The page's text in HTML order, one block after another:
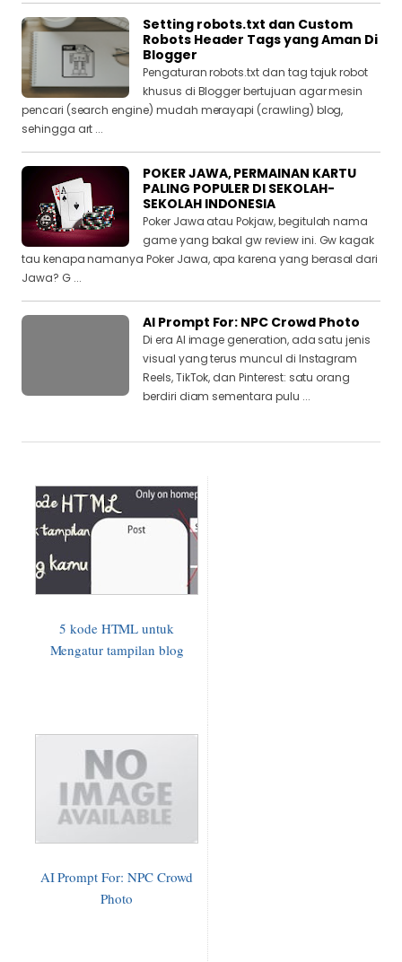
Setting robots.txt dan Custom
Robots Header Tags yang Aman Di
Blogger
Pengaturan robots.txt dan tag tajuk robot
khusus di Blogger bertujuan agar mesin
pencari (search engine) mudah merayapi (crawling) blog,
sehingga art ...
POKER JAWA, PERMAINAN KARTU
PALING POPULER DI SEKOLAH-
SEKOLAH INDONESIA
Poker Jawa atau Pokjaw, begitulah nama
game yang bakal gw review ini. Gw kagak
tau kenapa namanya Poker Jawa, apa karena yang berasal dari
Jawa? G ...
AI Prompt For: NPC Crowd Photo
Di era AI image generation, ada satu jenis
visual yang terus muncul di Instagram
Reels, TikTok, dan Pinterest: satu orang
berdiri diam sementara pulu ...
5 kode HTML untuk
Mengatur tampilan blog
AI Prompt For: NPC Crowd
Photo